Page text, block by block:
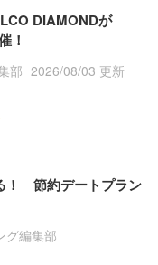
DIAMONDが
！
部 2026/08/03 更新
！ 節約デートプラン
グ編集部